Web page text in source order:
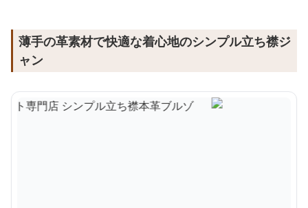
薄手の革素材で快適な着心地のシンプル立ち襟ジ
ャン